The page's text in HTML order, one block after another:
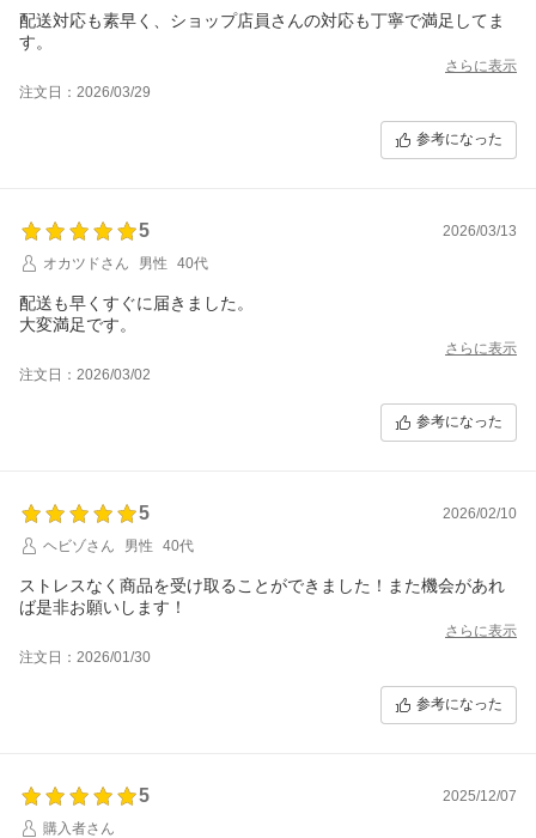
配送対応も素早く、ショップ店員さんの対応も丁寧で満足してま
す。
さらに表示
注文日：2026/03/29
参考になった
5
2026/03/13
オカツドさん
男性 40代
配送も早くすぐに届きました。
大変満足です。
さらに表示
注文日：2026/03/02
参考になった
5
2026/02/10
ヘビゾさん
男性 40代
ストレスなく商品を受け取ることができました！また機会があれ
ば是非お願いします！
さらに表示
注文日：2026/01/30
参考になった
5
2025/12/07
購入者さん